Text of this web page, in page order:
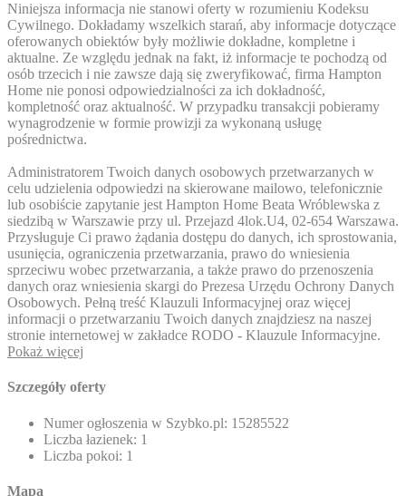
Niniejsza informacja nie stanowi oferty w rozumieniu Kodeksu
Cywilnego. Dokładamy wszelkich starań, aby informacje dotyczące
oferowanych obiektów były możliwie dokładne, kompletne i
aktualne. Ze względu jednak na fakt, iż informacje te pochodzą od
osób trzecich i nie zawsze dają się zweryfikować, firma Hampton
Home nie ponosi odpowiedzialności za ich dokładność,
kompletność oraz aktualność. W przypadku transakcji pobieramy
wynagrodzenie w formie prowizji za wykonaną usługę
pośrednictwa.
Administratorem Twoich danych osobowych przetwarzanych w
celu udzielenia odpowiedzi na skierowane mailowo, telefonicznie
lub osobiście zapytanie jest Hampton Home Beata Wróblewska z
siedzibą w Warszawie przy ul. Przejazd 4lok.U4, 02-654 Warszawa.
Przysługuje Ci prawo żądania dostępu do danych, ich sprostowania,
usunięcia, ograniczenia przetwarzania, prawo do wniesienia
sprzeciwu wobec przetwarzania, a także prawo do przenoszenia
danych oraz wniesienia skargi do Prezesa Urzędu Ochrony Danych
Osobowych. Pełną treść Klauzuli Informacyjnej oraz więcej
informacji o przetwarzaniu Twoich danych znajdziesz na naszej
stronie internetowej w zakładce RODO - Klauzule Informacyjne.
Pokaż więcej
Szczegóły oferty
Numer ogłoszenia w Szybko.pl: 15285522
Liczba łazienek: 1
Liczba pokoi: 1
Mapa